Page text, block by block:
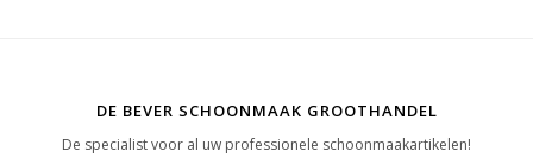
DE BEVER SCHOONMAAK GROOTHANDEL
De specialist voor al uw professionele schoonmaakartikelen!